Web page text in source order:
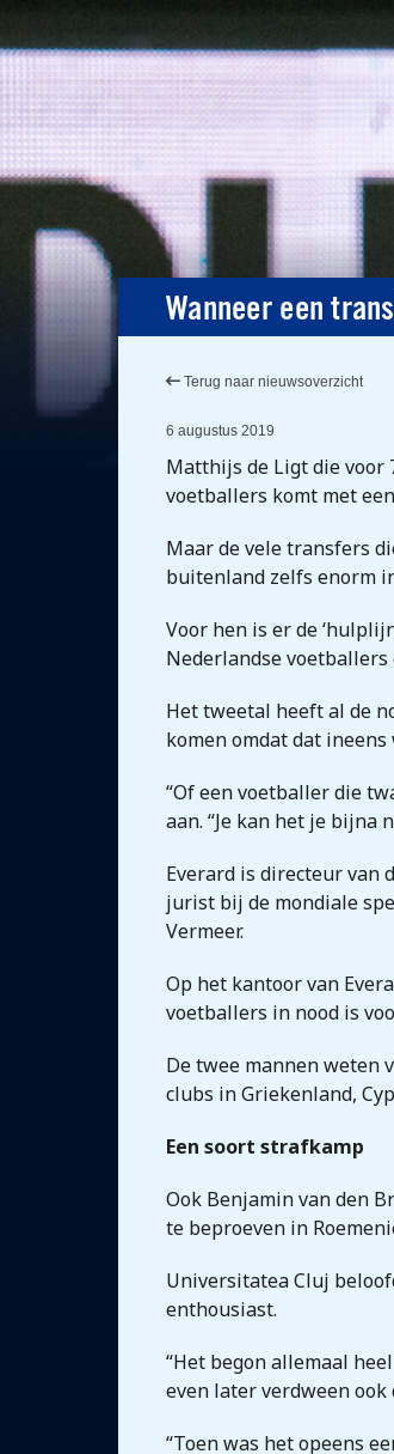
Wanneer een
Terug naar nieuwsoverzicht
6 augustus 2019
Matthijs de Ligt die voor
voetballers komt met
Maar de vele transfers
buitenland zelfs enorm
Voor hen is er de
Nederlandse
Het tweetal heeft al de
komen omdat dat
“Of een voetballer die
aan. “Je kan het je bijna
Everard is directeur van
jurist bij de mondiale
Vermeer.
Op het kantoor van
voetballers in nood is
De twee mannen weten
clubs in Griekenland,
Een soort strafkamp
Ook Benjamin van den
te beproeven in
Universitatea Cluj
enthousiast.
“Het begon allemaal
even later verdween ook
“Toen was het opeens